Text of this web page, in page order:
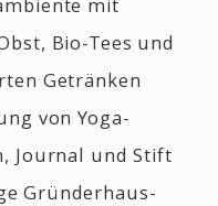
Bio-Tees und
Getränken
von Yoga-
Journal und Stift
Gründerhaus-